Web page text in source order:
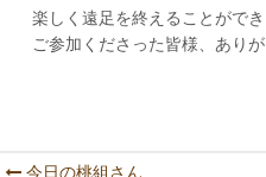
楽しく遠足を終えることができ
ご参加くださった皆様、ありが
今日の桃組さん